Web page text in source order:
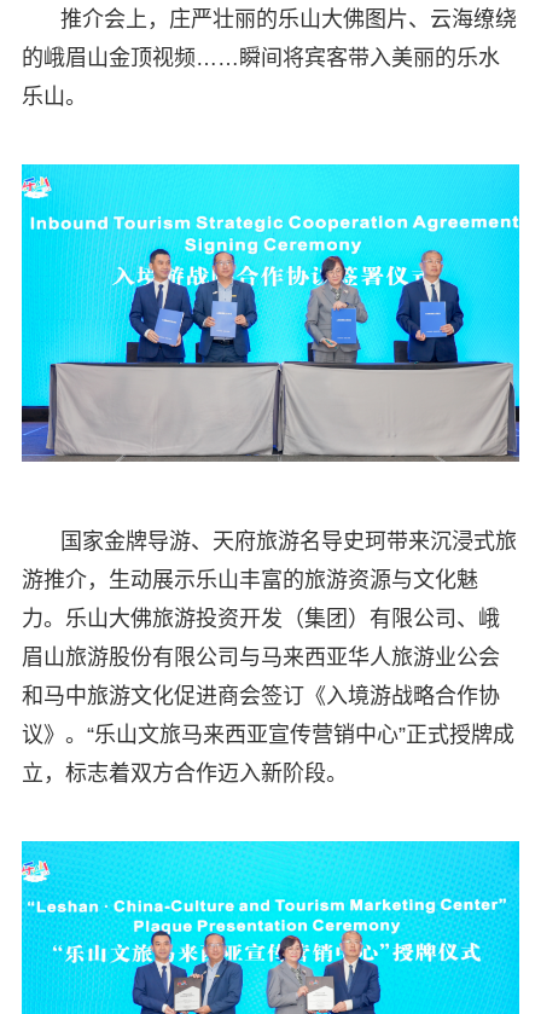
推介会上，庄严壮丽的乐山大佛图片、云海缭绕
的峨眉山金顶视频……瞬间将宾客带入美丽的乐水
乐山。
国家金牌导游、天府旅游名导史珂带来沉浸式旅
游推介，生动展示乐山丰富的旅游资源与文化魅
力。乐山大佛旅游投资开发（集团）有限公司、峨
眉山旅游股份有限公司与马来西亚华人旅游业公会
和马中旅游文化促进商会签订《入境游战略合作协
议》。“乐山文旅马来西亚宣传营销中心”正式授牌成
立，标志着双方合作迈入新阶段。